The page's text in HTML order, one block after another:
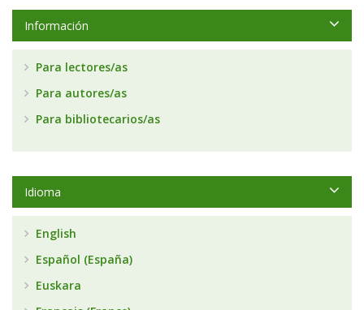
Información
Para lectores/as
Para autores/as
Para bibliotecarios/as
Idioma
English
Español (España)
Euskara